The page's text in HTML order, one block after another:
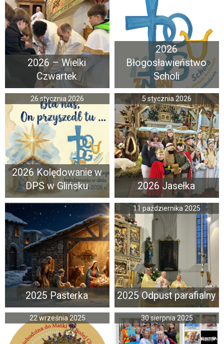
2026 – Wielki
Czwartek
2026
Błogosławieństwo
Scholi
26 stycznia 2026
2026 Kolędowanie w
DPS w Glińsku
5 stycznia 2026
2026 Jasełka
2025 Pasterka
11 października 2025
2025 Odpust parafialny
22 września 2025 30 sierpnia 2025